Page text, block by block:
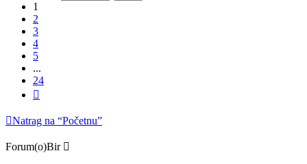
1
2
3
4
5
...
24
Natrag na “Početnu”
Forum(o)Bir